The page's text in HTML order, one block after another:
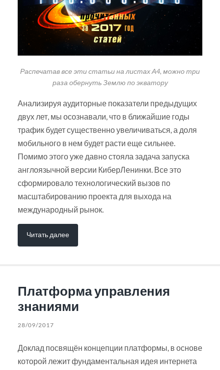
Распечатав все эти статьи на листах А4, можно три
раза обернуть Землю по экватору
Анализируя аудиторные показатели предыдущих
двух лет, мы осознавали, что в ближайшие годы
трафик будет существенно увеличиваться, а доля
мобильного в нем будет расти еще сильнее.
Помимо этого уже давно стояла задача запуска
англоязычной версии КиберЛенинки. Все это
сформировало технологический вызов по
масштабированию проекта для выхода на
международный рынок.
Читать далее
Платформа управления
знаниями
28/09/2017
Доклад посвящён концепции платформы, в основе
которой лежит фундаментальная идея интернета